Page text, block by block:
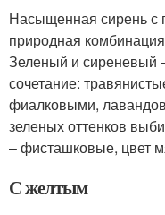
Насыщенная сирень
природная
Зеленый и сиреневый
сочетание:
фиалковыми,
зеленых оттенков
– фисташковые, цвет
С желтым